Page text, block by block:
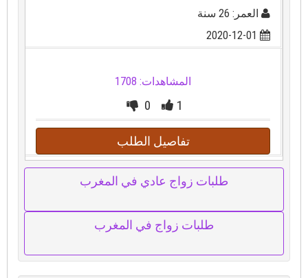
العمر: 26 سنة
2020-12-01
المشاهدات: 1708
1
0
تفاصيل الطلب
طلبات زواج عادي في المغرب
طلبات زواج في المغرب